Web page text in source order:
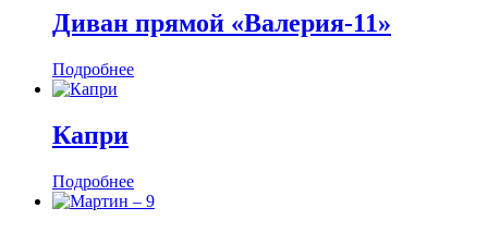
Диван прямой «Валерия-11»
Подробнее
Капри
Подробнее